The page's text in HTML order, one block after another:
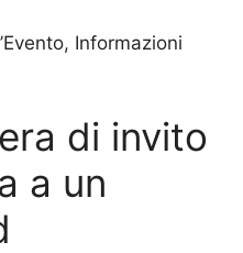
Informazioni
di invito
a un